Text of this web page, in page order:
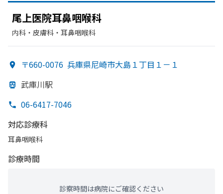
尾上医院耳鼻咽喉科
内科・​皮膚科・​耳鼻咽喉科
〒660-0076 兵庫県尼崎市大島１丁目１－１
武庫川駅
06-6417-7046
対応診療科
耳鼻咽喉科
診療時間
診察時間は病院にご確認ください